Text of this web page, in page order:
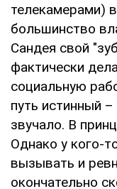
телекамерами)
большинство
Сандея свой
фактически
социальную
путь истинный
звучало. В
Однако у кого-
вызывать и
окончательно